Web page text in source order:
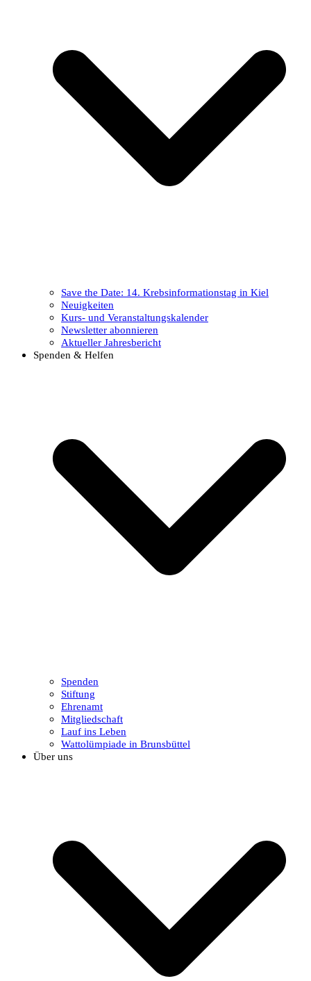
Save the Date: 14. Krebsinformationstag in Kiel
Neuigkeiten
Kurs- und Veranstaltungskalender
Newsletter abonnieren
Aktueller Jahresbericht
Spenden & Helfen
Spenden
Stiftung
Ehrenamt
Mitgliedschaft
Lauf ins Leben
Wattolümpiade in Brunsbüttel
Über uns